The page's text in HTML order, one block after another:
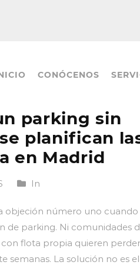
CONÓCENOS
parking sin
planifican
en Madrid
In
objeción número uno cuando
de parking. Ni comunidades
flota propia quieren
semanas. La solución no es